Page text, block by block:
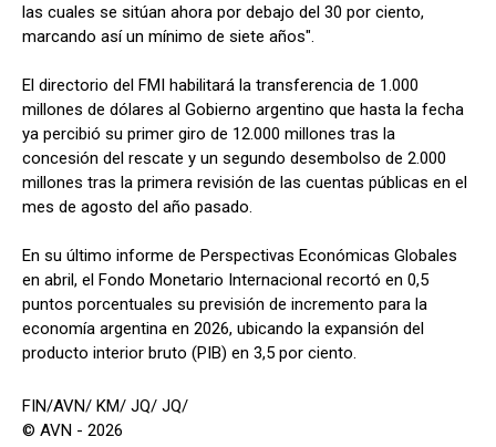
las cuales se sitúan ahora por debajo del 30 por ciento,
marcando así un mínimo de siete años".
El directorio del FMI habilitará la transferencia de 1.000
millones de dólares al Gobierno argentino que hasta la fecha
ya percibió su primer giro de 12.000 millones tras la
concesión del rescate y un segundo desembolso de 2.000
millones tras la primera revisión de las cuentas públicas en el
mes de agosto del año pasado.
En su último informe de Perspectivas Económicas Globales
en abril, el Fondo Monetario Internacional recortó en 0,5
puntos porcentuales su previsión de incremento para la
economía argentina en 2026, ubicando la expansión del
producto interior bruto (PIB) en 3,5 por ciento.
FIN/AVN/ KM/ JQ/ JQ/
© AVN - 2026